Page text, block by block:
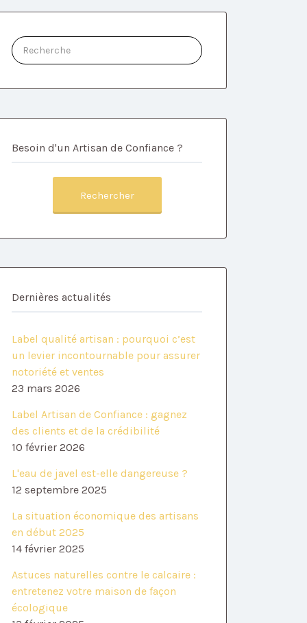
Rechercher:
Besoin d'un Artisan de Confiance ?
Rechercher
Dernières actualités
Label qualité artisan : pourquoi c’est
un levier incontournable pour assurer
notoriété et ventes
23 mars 2026
Label Artisan de Confiance : gagnez
des clients et de la crédibilité
10 février 2026
L'eau de javel est-elle dangereuse ?
12 septembre 2025
La situation économique des artisans
en début 2025
14 février 2025
Astuces naturelles contre le calcaire :
entretenez votre maison de façon
écologique